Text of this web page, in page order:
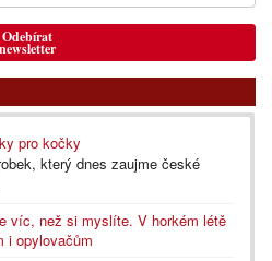
Odebírat
newsletter
pro kočky
který dnes zaujme české
víc, než si myslíte. V horkém létě
i opylovačům